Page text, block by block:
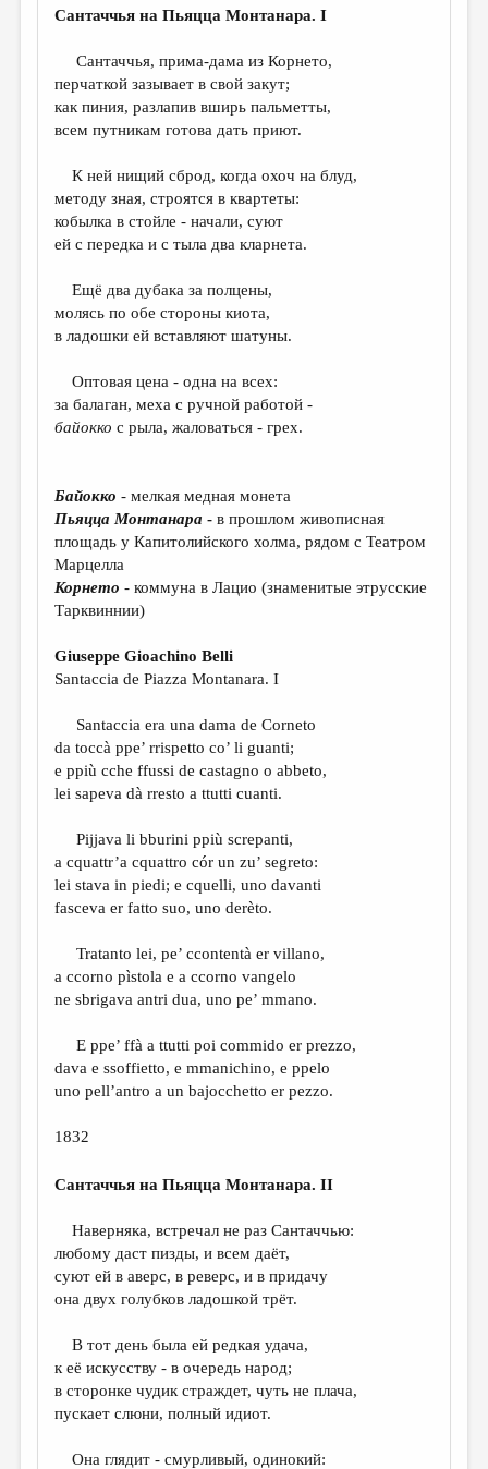
ДЕТСКАЯ КОМНАТА
КНИЖНАЯ ПОЛКА
ОБЗОР ЛИТЕРАТУРЫ
СТРАНИЦЫ ПАМЯТИ
ОБЪЯВЛЕНИЯ
КОЛОНКА РЕДАКТОРА
РЕДКОЛЛЕГИЯ
ОТ РЕДАКЦИИ
МАЛАЯ ПРОЗА
ЛИТЕРАТУРОВЕДЕНИЕ
КУЛЬТУРОВЕДЕНИЕ
РЕЦЕНЗИРОВАНИЕ
ЦИКЛЫ ПУБЛИКАЦИЙ
ТРЕДИАКОВСКИЙ
ВКОНТАКТЕ
Сантаччья на Пьяцца Монтанара. I
Сантаччья, прима-дама из Корнето,
перчаткой зазывает в свой закут;
как пиния, разлапив вширь пальметты,
всем путникам готова дать приют.
К ней нищий сброд, когда охоч на блуд,
методу зная, строятся в квартеты:
кобылка в стойле - начали, суют
ей с передка и с тыла два кларнета.
Ещё два дубака за полцены,
молясь по обе стороны киота,
в ладошки ей вставляют шатуны.
Оптовая цена - одна на всех:
за балаган, меха с ручной работой -
байокко с рыла, жаловаться - грех.
Байокко - мелкая медная монета
Пьяцца Монтанара -в прошлом живописная
площадь у Капитолийского холма, рядом с Театром
Марцелла
Корнето - коммуна в Лацио (знаменитые этрусские
Тарквиннии)
Giuseppe Gioachino Belli
Santaccia de Piazza Montanara. I
Santaccia era una dama de Corneto
da toccà ppe’ rrispetto co’ li guanti;
e ppiù cche ffussi de castagno o abbeto,
lei sapeva dà rresto a ttutti cuanti.
Pijjava li bburini ppiù screpanti,
a cquattr’a cquattro cór un zu’ segreto:
lei stava in piedi; e cquelli, uno davanti
fasceva er fatto suo, uno derèto.
Tratanto lei, pe’ ccontentà er villano,
a ccorno pìstola e a ccorno vangelo
ne sbrigava antri dua, uno pe’ mmano.
E ppe’ ffà a ttutti poi commido er prezzo,
dava e ssoffietto, e mmanichino, e ppelo
uno pell’antro a un bajocchetto er pezzo.
1832
Сантаччья на Пьяцца Монтанара. II
Наверняка, встречал не раз Сантаччью:
любому даст пизды, и всем даёт,
суют ей в аверс, в реверс, и в придачу
она двух голубков ладошкой трёт.
В тот день была ей редкая удача,
к её искусству - в очередь народ;
в сторонке чудик страждет, чуть не плача,
пускает слюни, полный идиот.
Она глядит - смурливый, одинокий: